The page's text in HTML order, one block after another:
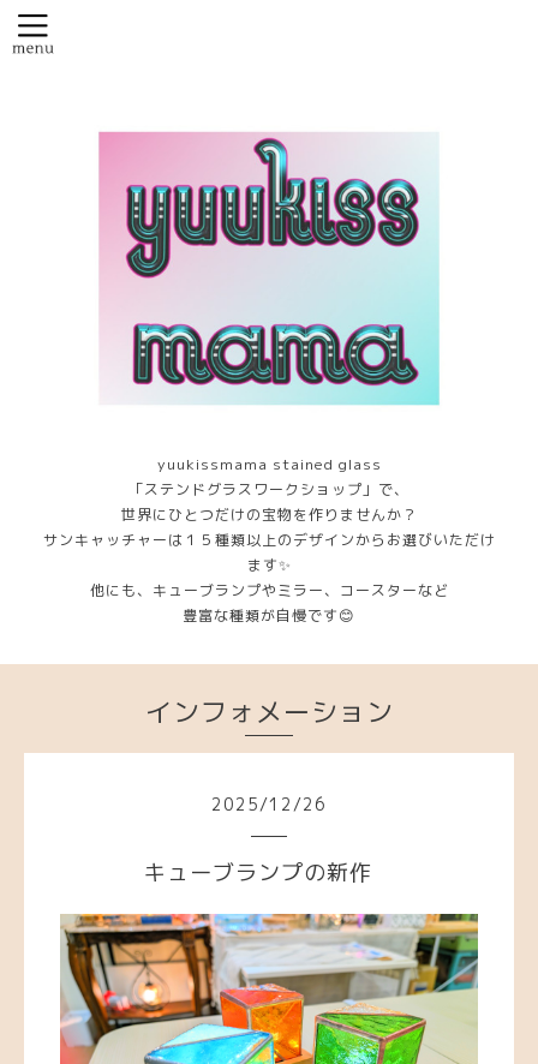
yuukissmama stained glass
「ステンドグラスワークショップ」で、
世界にひとつだけの宝物を作りませんか？
サンキャッチャーは１５種類以上のデザインからお選びいただけ
ます✨
他にも、キューブランプやミラー、コースターなど
豊富な種類が自慢です😊
インフォメーション
2025/12 /26
キューブランプの新作